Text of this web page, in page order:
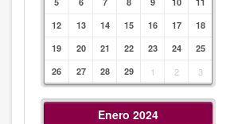
12
13 14 15 16 17
18
19
20 21 22 23 24
25
26
27 28 29 1 2 3
Enero 2024